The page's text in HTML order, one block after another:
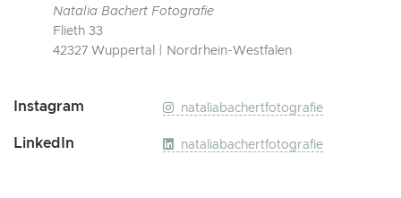
Natalia Bachert Fotografie
Flieth 33
42327 Wuppertal | Nordrhein-Westfalen
Instagram nataliabachertfotografie
LinkedIn nataliabachertfotografie